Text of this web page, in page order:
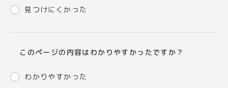
見つけにくかった
このページの内容はわかりやすかったですか？
わかりやすかった